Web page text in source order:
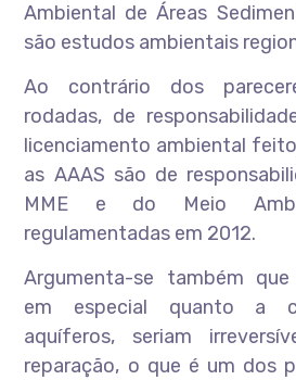
Ambiental de Áreas
são estudos ambientais
Ao contrário dos
rodadas, de
licenciamento ambiental
as AAAS são de
MME e do Meio
regulamentadas em 2012.
Argumenta-se também
em especial quanto a
aquíferos, seriam
reparação, o que é um dos